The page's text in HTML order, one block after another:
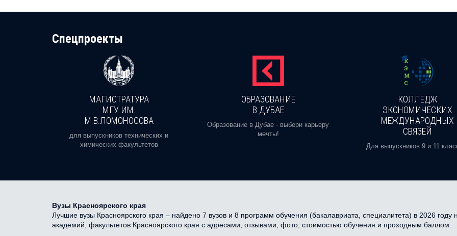
Cпецпроекты
МАГИСТРАТУРА
МГУ ИМ.
М.В.ЛОМОНОСОВА
для выпускников технических и
химических факультетов
ОБРАЗОВАНИЕ
В ДУБАЕ
Образование в Дубае - выбери карьеру
мечты!
КОЛЛЕДЖ
ЭКОНОМИЧЕСКИХ
МЕЖДУНАРОДНЫХ
СВЯЗЕЙ
Для выпускников 9 и 11
Вузы Красноярского края
Лучшие вузы Красноярского края – найдено 7 вузов и 8 программ обучения (бакалавриата, специалитета) в 2026 году
академий, факультетов Красноярского края с адресами, отзывами, фото, стоимостью обучения и проходным баллом.